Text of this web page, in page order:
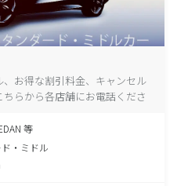
お得な割引料金、キャンセル
らから各店舗にお電話くださ
等
・ミドル